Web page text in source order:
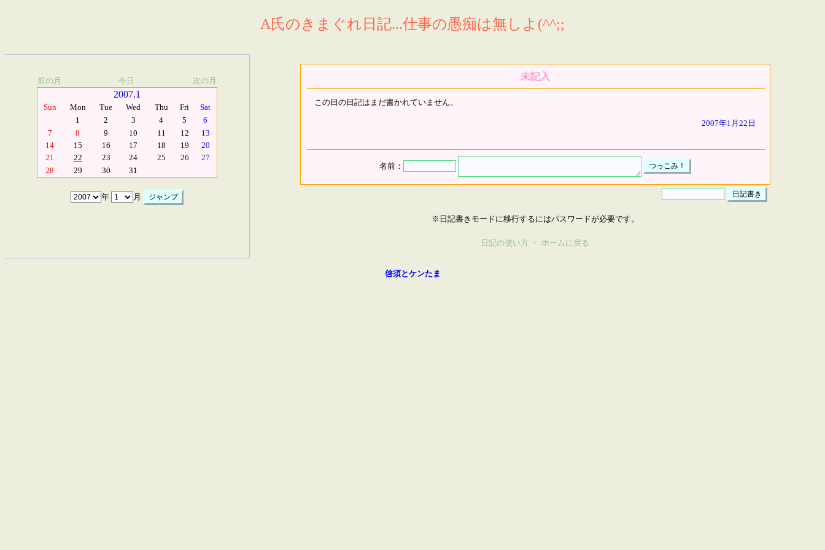
A氏のきまぐれ日記...仕事の愚痴は無しよ(^^;;
前の月 今日 次の月
2007.1
Sun Mon Tue Wed Thu Fri
Sat
1
2 3 4 5
6
7
8 9 10 11 12
13
14
15 16 17 18 19
20
21
22 23 24 25 26
27
28
29 30 31
年 月
未記入
この日の日記はまだ書かれていません。
2007年1月22日
名前：
※日記書きモードに移行するにはパスワードが必要です。
日記の使い方 ・ ホームに戻る
啓須とケンたま